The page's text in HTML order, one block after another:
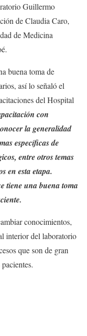
Guillermo
de Claudia Caro,
de Medicina
buena toma de
así lo señaló el
del Hospital
con
la generalidad
específicas de
entre otros temas
en esta etapa.
tiene una buena toma
conocimientos,
interior del laboratorio
que son de gran